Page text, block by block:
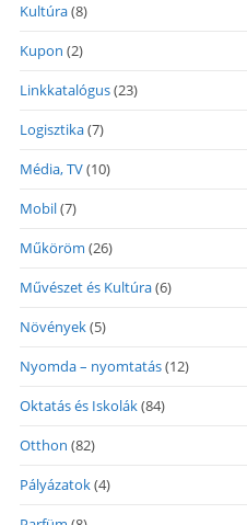
Kultúra(8)
Kupon (2)
Linkkatalógus(23)
Logisztika(7)
Média, TV(10)
Mobil(7)
Műköröm (26)
Művészet és Kultúra(6)
Növények(5)
Nyomda – nyomtatás(12)
Oktatás és Iskolák(84)
Otthon (82)
Pályázatok(4)